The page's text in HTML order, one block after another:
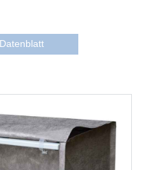
Datenblatt